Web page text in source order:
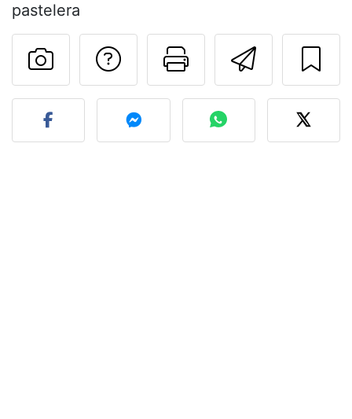
pastelera
Imprimir
Preguntar al autor
Publicar la foto de esta